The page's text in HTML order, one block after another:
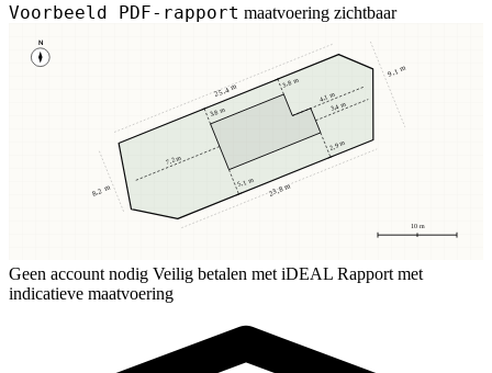
Voorbeeld PDF-rapport maatvoering zichtbaar
N
10 m
3,8 m
3,8 m
5,1 m
2,9 m
7,2 m
3,4 m
4,1 m
25,4 m
23,8 m
8,2 m
9,1 m
Geen account nodig Veilig betalen met iDEAL Rapport met
indicatieve maatvoering